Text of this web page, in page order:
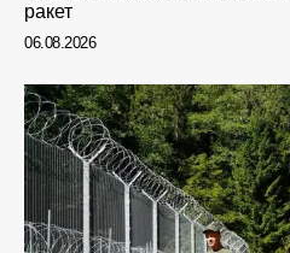
ракет
06.08.2026